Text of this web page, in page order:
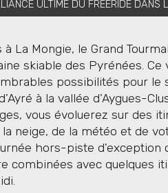
ULTIME DU FREERIDE DANS
à La Mongie, le Grand
skiable des Pyrénées. Ce
possibilités pour le
à la vallée d’Aygues-
vous évoluerez sur des
neige, de la météo et de
hors-piste d'exception
combinées avec quelques